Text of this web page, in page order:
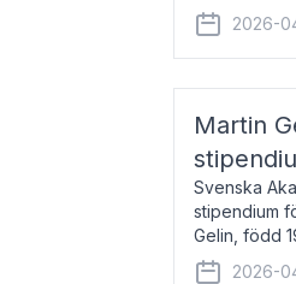
antikens
2026-
Martin
Svenska
stipendium
Gelin, född
men var
2026-